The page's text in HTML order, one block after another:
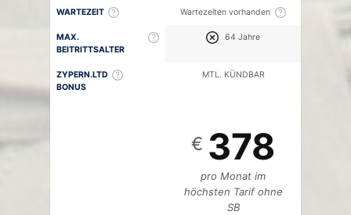
WARTEZEIT
MAX.
BEITRITTSALTER
ZYPERN.LTD
BONUS
Wartezeiten vorhanden
64 Jahre
MTL. KÜNDBAR
€ 378
pro Monat im
höchsten Tarif ohne
SB